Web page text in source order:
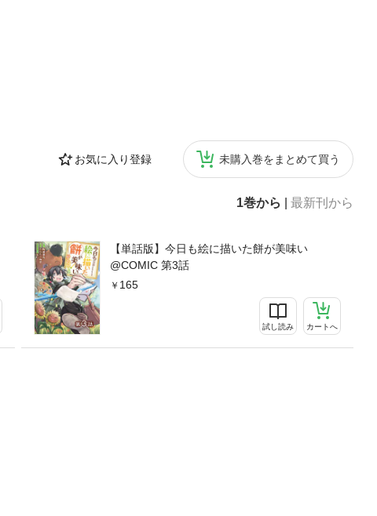
お気に入り登録 未購入巻をまとめて買う
1巻から 最新刊から
【単話版】今日も絵に描いた餅が美味い
@COMIC 第3話
165
試し読み カートへ